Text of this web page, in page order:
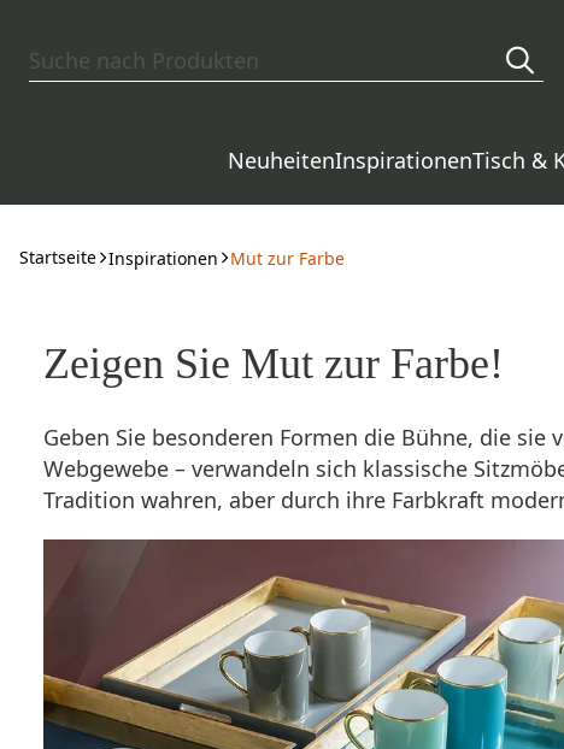
NeuheitenInspirationenTisch &
Startseite Inspirationen Mut zur Farbe
Zeigen Sie Mut zur Farbe!
Geben Sie besonderen Formen die Bühne, die
Webgewebe – verwandeln sich klassische
Tradition wahren, aber durch ihre Farbkraft